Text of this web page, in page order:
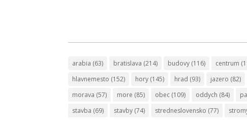
arabia (63) bratislava (214) budovy (116) centrum
hlavnemesto (152) hory (145) hrad (93) jazero (82)
morava (57) more (85) obec (109) oddych (84)
stavba (69) stavby (74) stredneslovensko (77)